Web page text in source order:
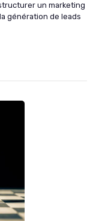
un marketing
génération de leads